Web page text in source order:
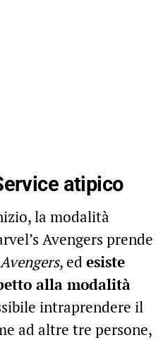
atipico
la modalità
Avengers prende
, ed esiste
alla modalità
intraprendere il
ad altre tre persone,